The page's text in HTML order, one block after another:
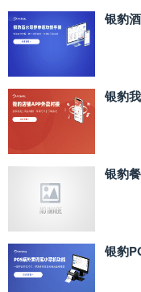
银豹
银豹
银豹
银豹